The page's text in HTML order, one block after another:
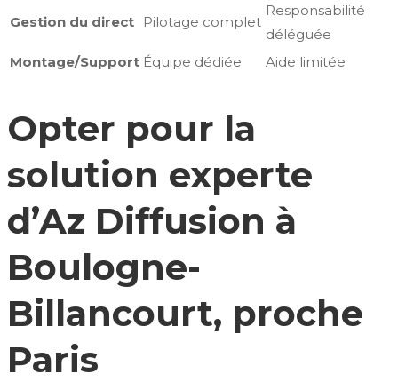
Gestion du direct Pilotage complet
Responsabilité
déléguée
Montage/Support Équipe dédiée Aide limitée
Opter pour la
solution experte
d’Az Diffusion à
Boulogne-
Billancourt, proche
Paris